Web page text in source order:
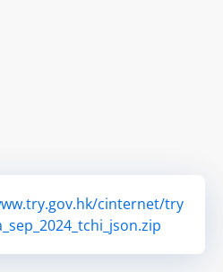
cinternet/try